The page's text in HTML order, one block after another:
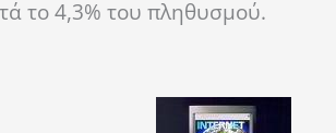
το 4,3% του πληθυσμού.